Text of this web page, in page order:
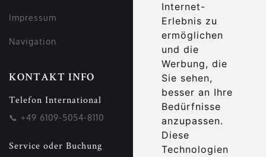
Internet-
Erlebnis zu
ermöglichen
und die
Werbung, die
Sie sehen,
besser an Ihre
Bedürfnisse
anzupassen.
Diese
Technologien
Impressum
Navigation
KONTAKT INFO
Telefon International
📞 +49 6109-5054-8110
Service oder Buchung